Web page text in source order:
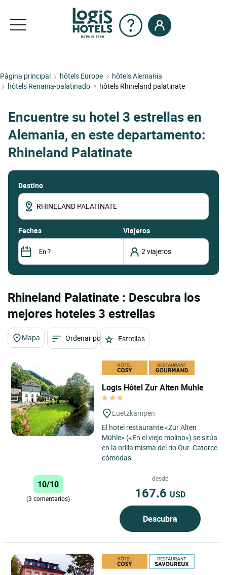
Pàgina principal hôtels Europe
hôtels Alemania
hôtels Renania-palatinado
hôtels Rhineland palatinate
Encuentre su hotel 3 estrellas en
Alemania, en este departamento:
Rhineland Palatinate
Destino
fechas Viajeros
Rhineland Palatinate : Descubra los
mejores hoteles 3 estrellas
Mapa Ordenar por Estrellas
Logis Hôtel Zur Alten Muhle
Luetzkampen
El hotel restaurante «Zur Alten
Mühle» («En el viejo molino») se sitúa
en la orilla misma del río Our. Catorce
cómodas...
10/10
(3 comentarios)
desde
167.6 USD
Descubra